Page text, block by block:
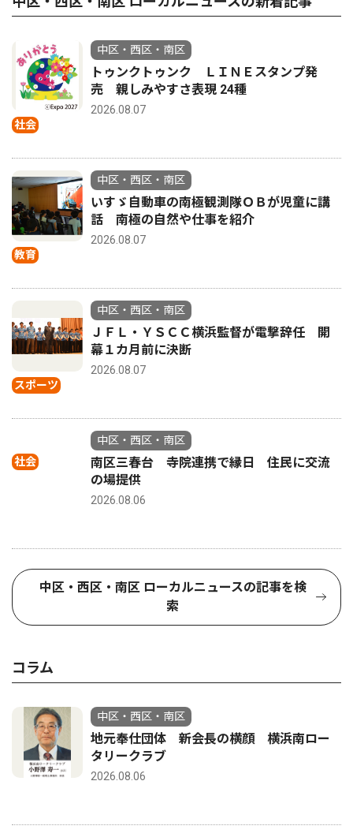
社会
中区・西区・南区
トゥンクトゥンク ＬＩＮＥスタンプ発
売 親しみやすさ表現 24種
2026.08.07
教育
中区・西区・南区
いすゞ自動車の南極観測隊ＯＢが児童に講
話 南極の自然や仕事を紹介
2026.08.07
スポーツ
中区・西区・南区
ＪＦＬ・ＹＳＣＣ横浜監督が電撃辞任 開
幕１カ月前に決断
2026.08.07
社会
中区・西区・南区
南区三春台 寺院連携で縁日 住民に交流
の場提供
2026.08.06
中区・西区・南区 ローカルニュースの記事を検
索
コラム
中区・西区・南区
地元奉仕団体 新会長の横顔 横浜南ロー
タリークラブ
2026.08.06